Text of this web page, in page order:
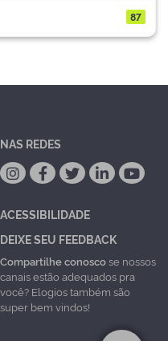
87
NAS REDES
ACESSIBILIDADE
DEIXE SEU FEEDBACK
Compartilhe conoscose nossos
canais estão adequados pra
você? Elogios também são
super bem vindos!